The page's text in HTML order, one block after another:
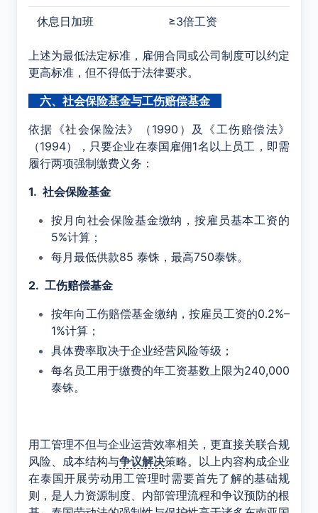
休息日加班 ≥3倍工资
上述为最低法定标准，雇佣合同或公司制度可以约定
更高标准，但不得低于法律要求。
六、社会保险基金与工伤赔偿基金
依据《社会保险法》（1990）及《工伤赔偿法》
（1994），只要企业在泰国雇佣1名以上员工，即需
履行两项强制缴费义务：
1. 社会保险基金
按月向社会保险基金缴纳，按雇员基本工资的
5%计算；
每月最低供款85 泰铢，最高750泰铢。
2. 工伤赔偿基金
按年向工伤赔偿基金缴纳，按雇员工资的0.2%–
1%计算；
具体费率取决于企业经营风险等级；
每名员工用于缴费的年工资基数上限为240,000
泰铢。
用工管理不但与企业运营效率相关，更直接关联合规
风险、成本结构与争议解决策略。以上内容构成企业
在泰国开展劳动用工管理时需要首先了解的基础规
则，是人力资源制度、内部管理流程和争议预防的根